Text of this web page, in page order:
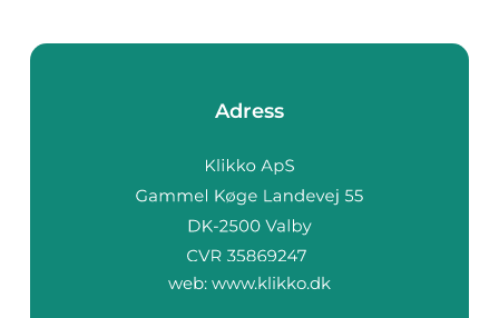
Adress
web: www.klikko.dk